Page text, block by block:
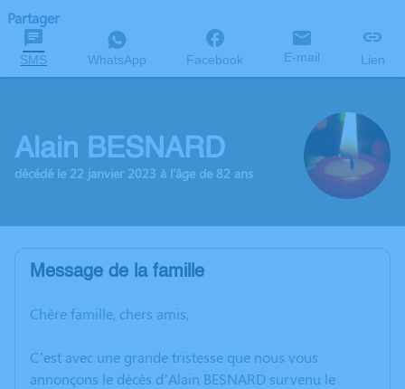
Partager
SMS WhatsApp Facebook E-mail Lien
Alain BESNARD
décédé le 22 janvier 2023 à l'âge de 82 ans
Message de la famille
Chère famille, chers amis,
C’est avec une grande tristesse que nous vous
annonçons le décès d’Alain BESNARD survenu le